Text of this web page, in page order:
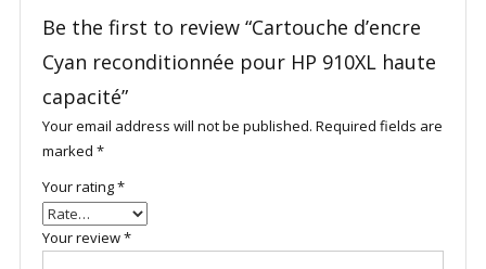
Be the first to review “Cartouche d’encre
Cyan reconditionnée pour HP 910XL haute
capacité”
Your email address will not be published. Required fields are
marked *
Your rating*
Your review*